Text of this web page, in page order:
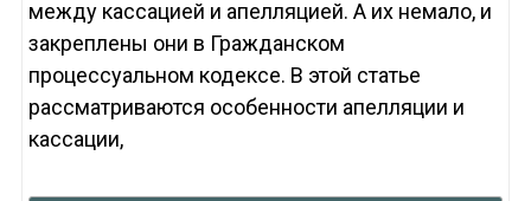
между кассацией и апелляцией. А их немало, и
закреплены они в Гражданском
процессуальном кодексе. В этой статье
рассматриваются особенности апелляции и
кассации,